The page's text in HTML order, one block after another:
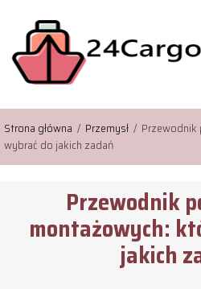
Strona główna / Przemysł /
wybrać do jakich zadań
Przewodnik
montażowych:
jakich